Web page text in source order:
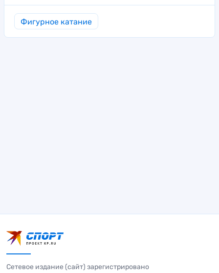
Фигурное катание
Сетевое издание (сайт) зарегистрировано